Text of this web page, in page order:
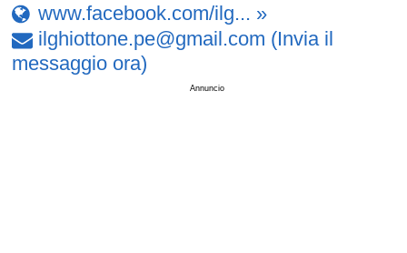
www.facebook.com/ilg... »
ilghiottone.pe@gmail .com (Invia il
messaggio ora)
Annuncio